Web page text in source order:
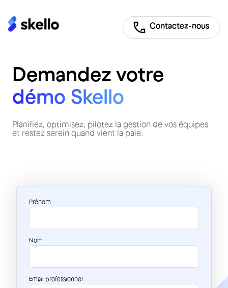
Contactez-nous
Demandez votre
démo Skello
Planifiez, optimisez, pilotez la gestion de vos équipes
et restez serein quand vient la paie.
Prénom
Nom
Email professionnel